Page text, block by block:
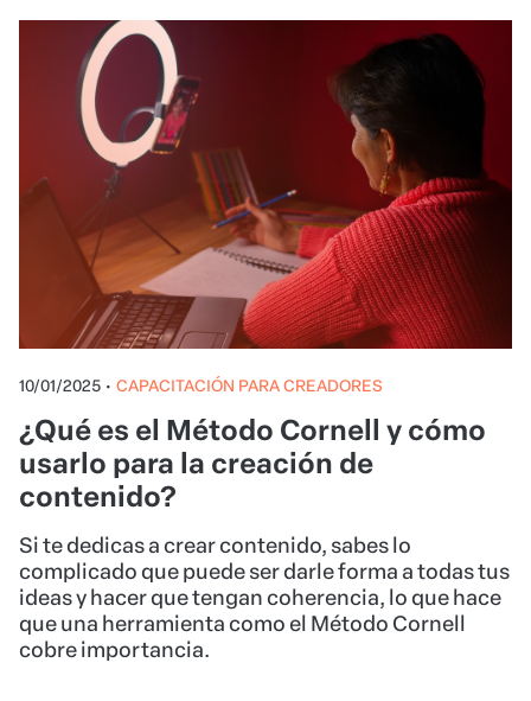
10/01/2025 • CAPACITACIÓN PARA CREADORES
¿Qué es el Método Cornell y cómo
usarlo para la creación de
contenido?
Si te dedicas a crear contenido, sabes lo
complicado que puede ser darle forma a todas tus
ideas y hacer que tengan coherencia, lo que hace
que una herramienta como el Método Cornell
cobre importancia.